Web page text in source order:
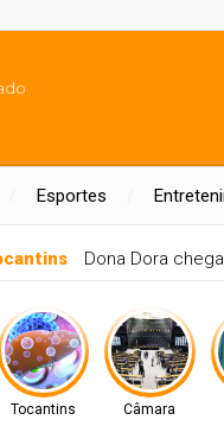
Esportes
do Tocantins
Tocantins Câmara